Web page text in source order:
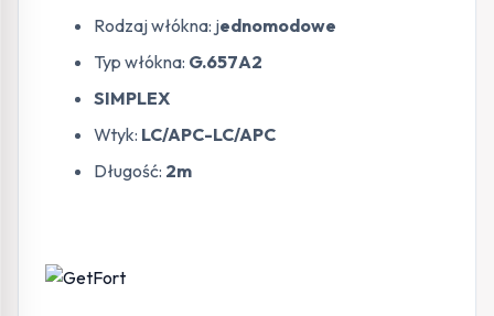
Rodzaj włókna: jednomodowe
Typ włókna: G.657A2
SIMPLEX
Wtyk: LC/APC-LC/APC
Długość: 2m